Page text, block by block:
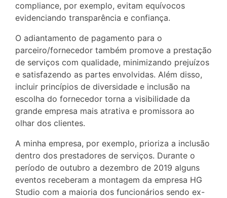
compliance, por exemplo, evitam equívocos
evidenciando transparência e confiança.
O adiantamento de pagamento para o
parceiro/fornecedor também promove a prestação
de serviços com qualidade, minimizando prejuízos
e satisfazendo as partes envolvidas. Além disso,
incluir princípios de diversidade e inclusão na
escolha do fornecedor torna a visibilidade da
grande empresa mais atrativa e promissora ao
olhar dos clientes.
A minha empresa, por exemplo, prioriza a inclusão
dentro dos prestadores de serviços. Durante o
período de outubro a dezembro de 2019 alguns
eventos receberam a montagem da empresa HG
Studio com a maioria dos funcionários sendo ex-